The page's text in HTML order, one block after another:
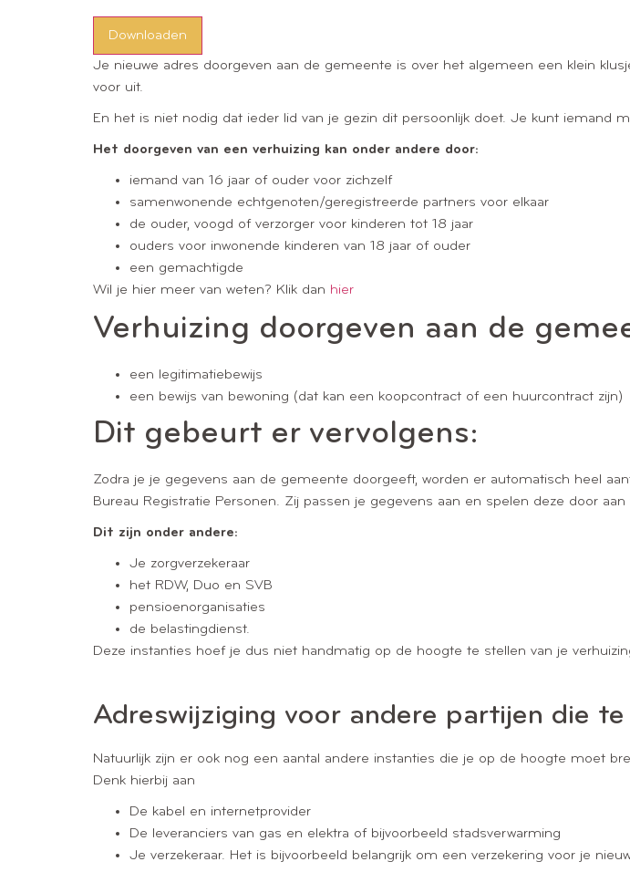
Downloaden
Je nieuwe adres doorgeven aan de gemeente is over het algemeen een klein
voor uit.
En het is niet nodig dat ieder lid van je gezin dit persoonlijk doet. Je kunt iemand
Het doorgeven van een verhuizing kan onder andere door:
iemand van 16 jaar of ouder voor zichzelf
samenwonende echtgenoten/geregistreerde partners voor elkaar
de ouder, voogd of verzorger voor kinderen tot 18 jaar
ouders voor inwonende kinderen van 18 jaar of ouder
een gemachtigde
Wil je hier meer van weten? Klik dan hier
Verhuizing doorgeven aan de
een legitimatiebewijs
een bewijs van bewoning (dat kan een koopcontract of een huurcontract zijn)
Dit gebeurt er vervolgens:
Zodra je je gegevens aan de gemeente doorgeeft, worden er automatisch heel
Bureau Registratie Personen. Zij passen je gegevens aan en spelen deze door
Dit zijn onder andere:
Je zorgverzekeraar
het RDW, Duo en SVB
pensioenorganisaties
de belastingdienst.
Deze instanties hoef je dus niet handmatig op de hoogte te stellen van je
Adreswijziging voor andere partijen die
Natuurlijk zijn er ook nog een aantal andere instanties die je op de hoogte moet
Denk hierbij aan
De kabel en internetprovider
De leveranciers van gas en elektra of bijvoorbeeld stadsverwarming
Je verzekeraar. Het is bijvoorbeeld belangrijk om een verzekering voor je